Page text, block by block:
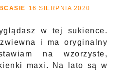
16 SIERPNIA 2020
w tej sukience.
i ma oryginalny
na wzorzyste,
maxi. Na lato są w